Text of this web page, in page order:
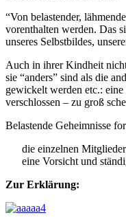
“Von belastender,
vorenthalten werden. Das
unseres Selbstbildes,
Auch in ihrer Kindheit
sie “anders” sind als die
gewickelt werden etc.:
verschlossen – zu groß
Belastende Geheimnisse
die einzelnen
eine Vorsicht und
Zur Erklärung: